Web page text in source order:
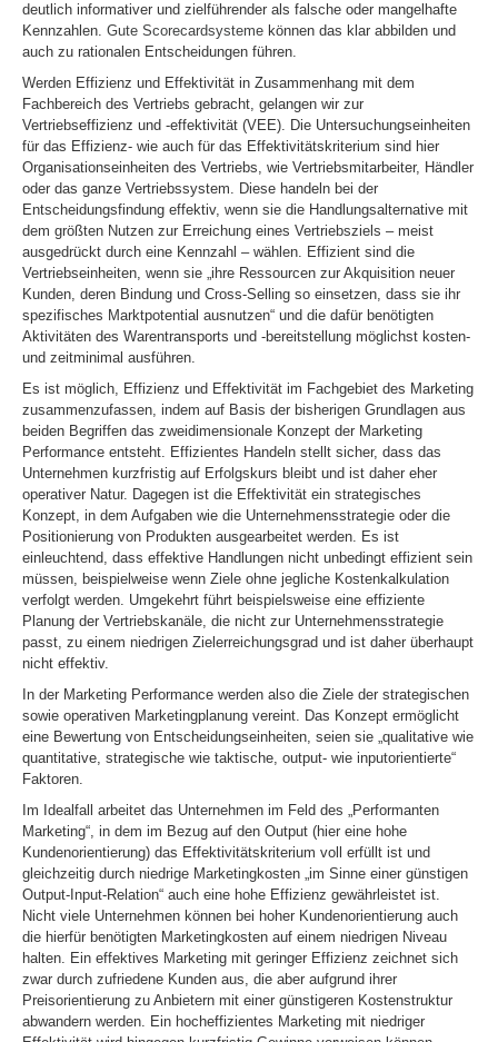
deutlich informativer und zielführender als falsche oder mangelhafte
Kennzahlen. Gute Scorecardsysteme können das klar abbilden und
auch zu rationalen Entscheidungen führen.
Werden Effizienz und Effektivität in Zusammenhang mit dem
Fachbereich des Vertriebs gebracht, gelangen wir zur
Vertriebseffizienz und -effektivität (VEE). Die Untersuchungseinheiten
für das Effizienz- wie auch für das Effektivitätskriterium sind hier
Organisationseinheiten des Vertriebs, wie Vertriebsmitarbeiter, Händler
oder das ganze Vertriebssystem. Diese handeln bei der
Entscheidungsfindung effektiv, wenn sie die Handlungsalternative mit
dem größten Nutzen zur Erreichung eines Vertriebsziels – meist
ausgedrückt durch eine Kennzahl – wählen. Effizient sind die
Vertriebseinheiten, wenn sie „ihre Ressourcen zur Akquisition neuer
Kunden, deren Bindung und Cross-Selling so einsetzen, dass sie ihr
spezifisches Marktpotential ausnutzen“ und die dafür benötigten
Aktivitäten des Warentransports und -bereitstellung möglichst kosten-
und zeitminimal ausführen.
Es ist möglich, Effizienz und Effektivität im Fachgebiet des Marketing
zusammenzufassen, indem auf Basis der bisherigen Grundlagen aus
beiden Begriffen das zweidimensionale Konzept der Marketing
Performance entsteht. Effizientes Handeln stellt sicher, dass das
Unternehmen kurzfristig auf Erfolgskurs bleibt und ist daher eher
operativer Natur. Dagegen ist die Effektivität ein strategisches
Konzept, in dem Aufgaben wie die Unternehmensstrategie oder die
Positionierung von Produkten ausgearbeitet werden. Es ist
einleuchtend, dass effektive Handlungen nicht unbedingt effizient sein
müssen, beispielweise wenn Ziele ohne jegliche Kostenkalkulation
verfolgt werden. Umgekehrt führt beispielsweise eine effiziente
Planung der Vertriebskanäle, die nicht zur Unternehmensstrategie
passt, zu einem niedrigen Zielerreichungsgrad und ist daher überhaupt
nicht effektiv.
In der Marketing Performance werden also die Ziele der strategischen
sowie operativen Marketingplanung vereint. Das Konzept ermöglicht
eine Bewertung von Entscheidungseinheiten, seien sie „qualitative wie
quantitative, strategische wie taktische, output- wie inputorientierte“
Faktoren.
Im Idealfall arbeitet das Unternehmen im Feld des „Performanten
Marketing“, in dem im Bezug auf den Output (hier eine hohe
Kundenorientierung) das Effektivitätskriterium voll erfüllt ist und
gleichzeitig durch niedrige Marketingkosten „im Sinne einer günstigen
Output-Input-Relation“ auch eine hohe Effizienz gewährleistet ist.
Nicht viele Unternehmen können bei hoher Kundenorientierung auch
die hierfür benötigten Marketingkosten auf einem niedrigen Niveau
halten. Ein effektives Marketing mit geringer Effizienz zeichnet sich
zwar durch zufriedene Kunden aus, die aber aufgrund ihrer
Preisorientierung zu Anbietern mit einer günstigeren Kostenstruktur
abwandern werden. Ein hocheffizientes Marketing mit niedriger